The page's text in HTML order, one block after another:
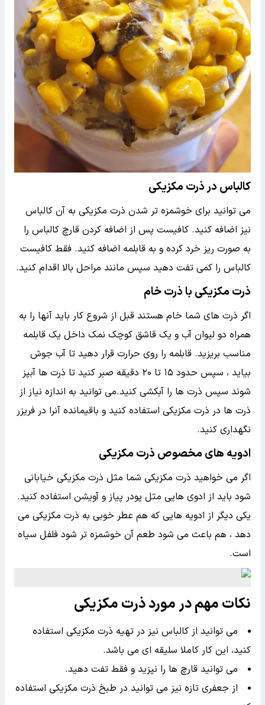
کالباس در ذرت مکزیکی
می توانید برای خوشمزه تر شدن ذرت مکزیکی به آن کالباس
نیز اضافه کنید. کافیست پس از اضافه کردن قارچ کالباس را
به صورت ریز خرد کرده و به قابلمه اضافه کنید. فقط کافیست
کالباس را کمی تفت دهید سپس مانند مراحل بالا اقدام کنید.
ذرت مکزیکی با ذرت خام
اگر ذرت های شما خام هستند قبل از شروع کار باید آنها را به
همراه دو لیوان آب و یک قاشق کوچک نمک داخل یک قابلمه
مناسب بریزید. قابلمه را روی حرارت قرار دهید تا آب جوش
بیاید ، سپس حدود ۱۵ تا ۲۰ دقیقه صبر کنید تا ذرت ها آبپز
شوند سپس ذرت ها را آبکشی کنید.می توانید به اندازه نیاز از
ذرت ها در ذرت مکزیکی استفاده کنید و باقیمانده آنرا در فریزر
نگهداری کنید.
ادویه های مخصوص ذرت مکزیکی
اگر می خواهید ذرت مکزیکی شما مثل ذرت مکزیکی خیابانی
شود باید از ادوی هایی مثل پودر پیاز و آویشن استفاده کنید.
یکی دیگر از ادویه هایی که هم عطر خوبی به ذرت مکزیکی می
دهد ، هم باعث می شود طعم آن خوشمزه تر شود فلفل سیاه
است.
نکات مهم در مورد ذرت مکزیکی
می توانید از کالباس نیز در تهیه ذرت مکزیکی استفاده
کنید، این کار کاملا سلیقه ای می باشد.
می توانید قارچ ها را نپزید و فقط تفت دهید.
از جعفری تازه نیز می توانید در طبخ ذرت مکزیکی استفاده